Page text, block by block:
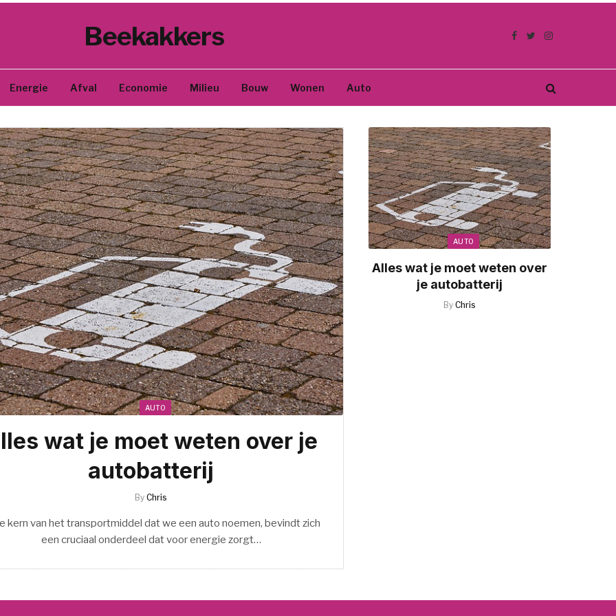
Beekakkers Facebook
TwitterInstagram
Energie Afval Economie Milieu Bouw Wonen Auto
AUTO
wat je moet weten over je
autobatterij
By Chris
kern van het transportmiddel dat we een auto noemen, bevindt zich
een cruciaal onderdeel dat voor energie zorgt…
AUTO
Alles wat je moet weten over
je autobatterij
By Chris